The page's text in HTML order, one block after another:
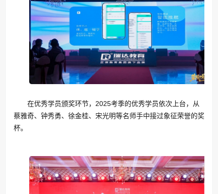
在优秀学员颁奖环节，2025考季的优秀学员依次上台，从
蔡雅奇、钟秀勇、徐金桂、宋光明等名师手中接过象征荣誉的奖
杯。